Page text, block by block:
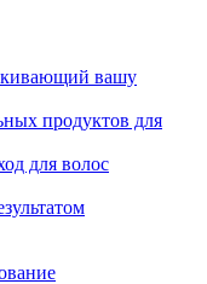
вашу
продуктов для
для волос